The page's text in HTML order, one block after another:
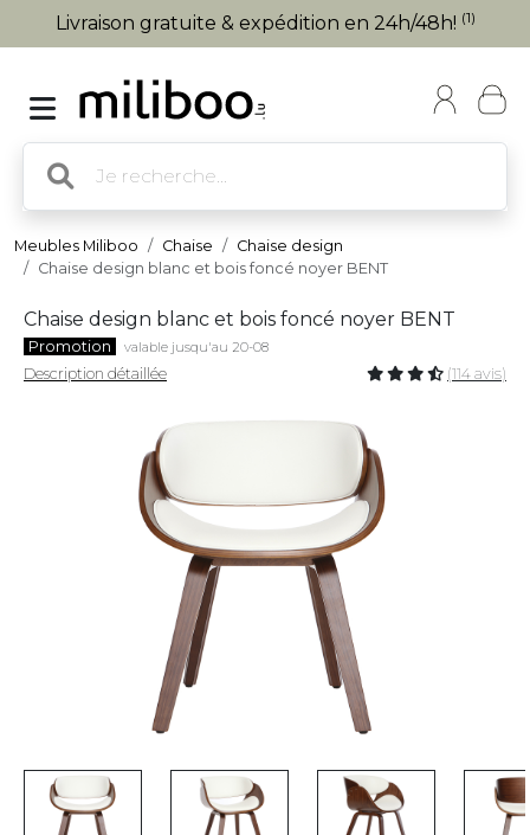
Livraison gratuite & expédition en 24h/48h! (1)
Meubles Miliboo Chaise
Chaise design
Chaise design blanc et bois foncé noyer BENT
Chaise design blanc et bois foncé noyer BENT
Promotion valable jusqu'au 20-08
Description détaillée (114 avis)